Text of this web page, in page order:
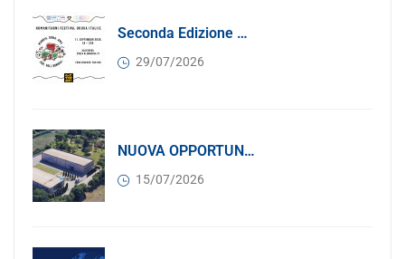
Seconda Edizione Di MANGIA. DONA. AMA: Quando La Gastronomia Incontra La Solidarietà, 11 Settembre 2026
29/07/2026
NUOVA OPPORTUNITÀ DI BUSINESS PER I SOCI DI CONFINDUSTRIA SERBIA: Affitasi Un Moderno Capannone Industriale A Pančevo – 1.200 M² Nella Zona Industriale
15/07/2026